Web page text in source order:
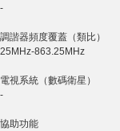
-
調諧器頻度覆蓋（類比）
25MHz-863.25MHz
電視系統（數碼衛星）
-
協助功能